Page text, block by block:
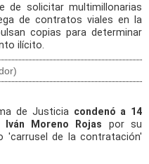
de solicitar multimillonarias
de contratos viales en la
copias para determinar
ilícito.
de Justicia condenó a 14
Moreno Rojas por su
'carrusel de la contratación'